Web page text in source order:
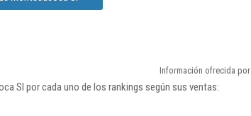
Información ofrecida por
Sl por cada uno de los rankings según sus ventas: